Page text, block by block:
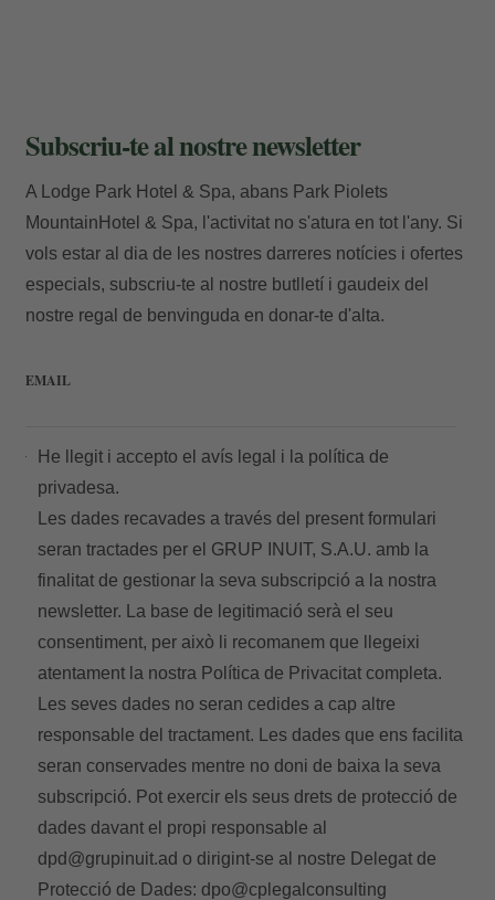
Accedir
Subscriu-te al nostre newsletter
A Lodge Park Hotel & Spa, abans Park Piolets
MountainHotel & Spa, l'activitat no s'atura en tot l'any. Si
vols estar al dia de les nostres darreres notícies i ofertes
especials, subscriu-te al nostre butlletí i gaudeix del
nostre regal de benvinguda en donar-te d'alta.
EMAIL
He llegit i accepto el avís legal i la política de
privadesa.
Les dades recavades a través del present formulari
seran tractades per el GRUP INUIT, S.A.U. amb la
finalitat de gestionar la seva subscripció a la nostra
newsletter. La base de legitimació serà el seu
consentiment, per això li recomanem que llegeixi
atentament la nostra Política de Privacitat completa.
Les seves dades no seran cedides a cap altre
responsable del tractament. Les dades que ens facilita
seran conservades mentre no doni de baixa la seva
subscripció. Pot exercir els seus drets de protecció de
dades davant el propi responsable al
dpd@grupinuit.ad o dirigint-se al nostre Delegat de
Protecció de Dades:dpo@cplegalconsulting